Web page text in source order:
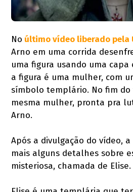
No último vídeo liberado pela
Arno em uma corrida
uma figura usando uma capa
a figura é uma mulher, com
símbolo templário. No fim do
mesma mulher, pronta pra
Arno.
Após a divulgação do vídeo, a
mais alguns detalhes sobre
misteriosa, chamada de Elise.